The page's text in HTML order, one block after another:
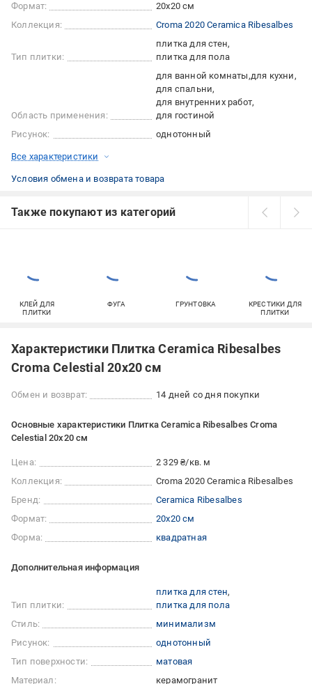
Формат:
20x20 см
Коллекция:
Croma 2020 Ceramica Ribesalbes
Тип плитки:
плитка для стен
плитка для пола
Область применения:
для ванной комнаты для кухни
для спальни
для внутренних работ
для гостиной
Рисунок:
однотонный
Все характеристики
Условия обмена и возврата товара
Также покупают из категорий
КЛЕЙ ДЛЯ
ПЛИТКИ
ФУГА ГРУНТОВКА
КРЕСТИКИ ДЛЯ
ПЛИТКИ
Характеристики Плитка Ceramica Ribesalbes
Croma Celestial 20х20 см
Обмен и возврат: 14 дней со дня покупки
Основные характеристики Плитка Ceramica Ribesalbes Croma
Celestial 20х20 см
Цена:
2 329 ₴/кв. м
Коллекция:
Croma 2020 Ceramica Ribesalbes
Бренд:
Ceramica Ribesalbes
Формат:
20x20 см
Форма:
квадратная
Дополнительная информация
Тип плитки:
плитка для стен
плитка для пола
Стиль:
минимализм
Рисунок:
однотонный
Тип поверхности:
матовая
Материал:
керамогранит